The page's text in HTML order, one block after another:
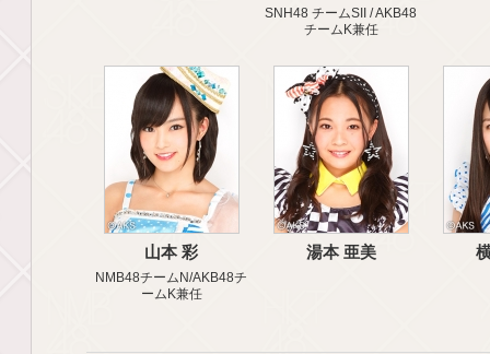
SNH48 チームSII / AKB48
チームK兼任
山本 彩
NMB48チームN/AKB48チ
ームK兼任
湯本 亜美